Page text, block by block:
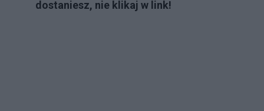
dostaniesz, nie klikaj w link!